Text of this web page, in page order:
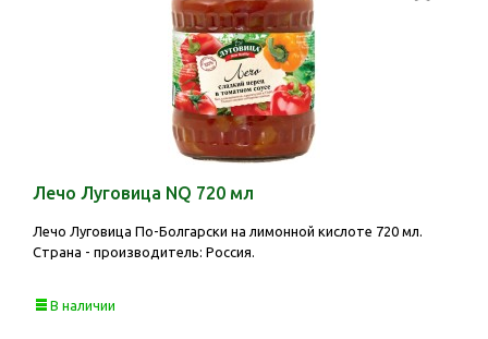
Лечо Луговица NQ 720 мл
Лечо Луговица По-Болгарски на лимонной кислоте 720 мл.
Страна - производитель: Россия.
В наличии